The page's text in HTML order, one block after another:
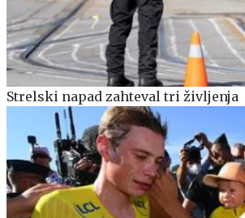
Strelski napad zahteval tri življenja